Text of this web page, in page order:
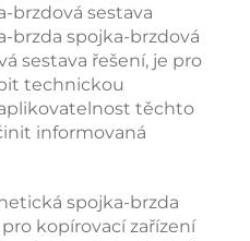
brzdová sestava
brzda spojka-brzdová
sestava řešení, je pro
technickou
těchto
informovaná
spojka-brzda
kopírovací zařízení